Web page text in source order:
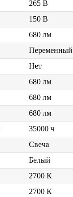
265 В
150 В
680 лм
Нет
680 лм
680 лм
680 лм
35000 ч
Свеча
Белый
2700 К
2700 К